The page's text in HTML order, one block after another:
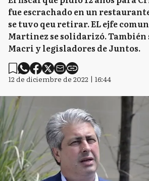
fue escrachado en un
se tuvo qeu retirar. EL ejfe
Martinez se solidarizó. También
Macri y legisladores de Juntos.
12 de diciembre de 2022 | 16:44